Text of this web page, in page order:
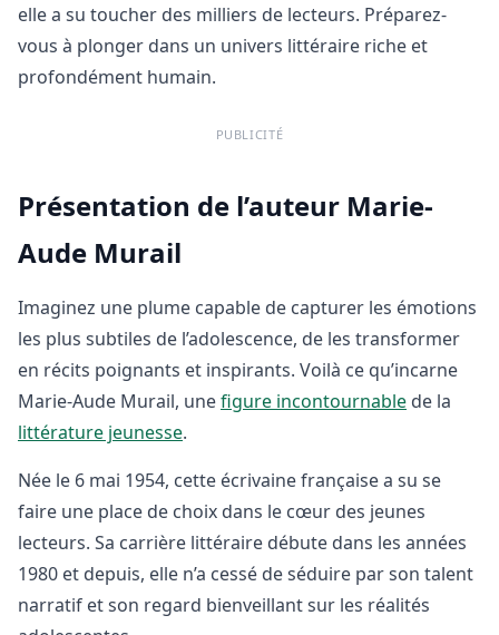
elle a su toucher des milliers de lecteurs. Préparez-
vous à plonger dans un univers littéraire riche et
profondément humain.
PUBLICITÉ
Présentation de l’auteur Marie-
Aude Murail
Imaginez une plume capable de capturer les émotions
les plus subtiles de l’adolescence, de les transformer
en récits poignants et inspirants. Voilà ce qu’incarne
Marie-Aude Murail, unefigure incontournable de la
littérature jeunesse.
Née le 6 mai 1954, cette écrivaine française a su se
faire une place de choix dans le cœur des jeunes
lecteurs. Sa carrière littéraire débute dans les années
1980 et depuis, elle n’a cessé de séduire par son talent
narratif et son regard bienveillant sur les réalités